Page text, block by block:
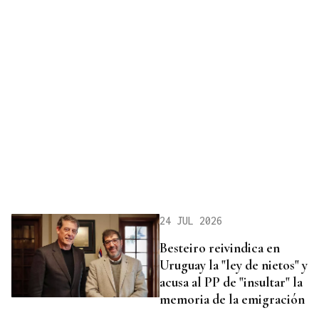
24 JUL 2026
Besteiro reivindica en
Uruguay la "ley de nietos" y
acusa al PP de "insultar" la
memoria de la emigración